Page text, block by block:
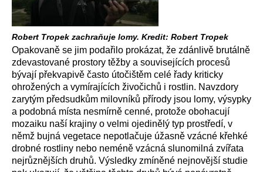
Robert Tropek zachraňuje lomy. Kredit: Robert Tropek
Opakovaně se jim podařilo prokázat, že zdánlivě brutálně
zdevastované prostory těžby a souvisejících procesů
bývají překvapivě často útočištěm celé řady kriticky
ohrožených a vymírajících živočichů i rostlin. Navzdory
zarytým předsudkům milovníků přírody jsou lomy, výsypky
a podobná místa nesmírně cenné, protože obohacují
mozaiku naší krajiny o velmi ojedinělý typ prostředí, v
němž bujná vegetace nepotlačuje úžasně vzácné křehké
drobné rostliny nebo neméně vzácná slunomilná zvířata
nejrůznějších druhů. Výsledky zmíněné nejnovější studie